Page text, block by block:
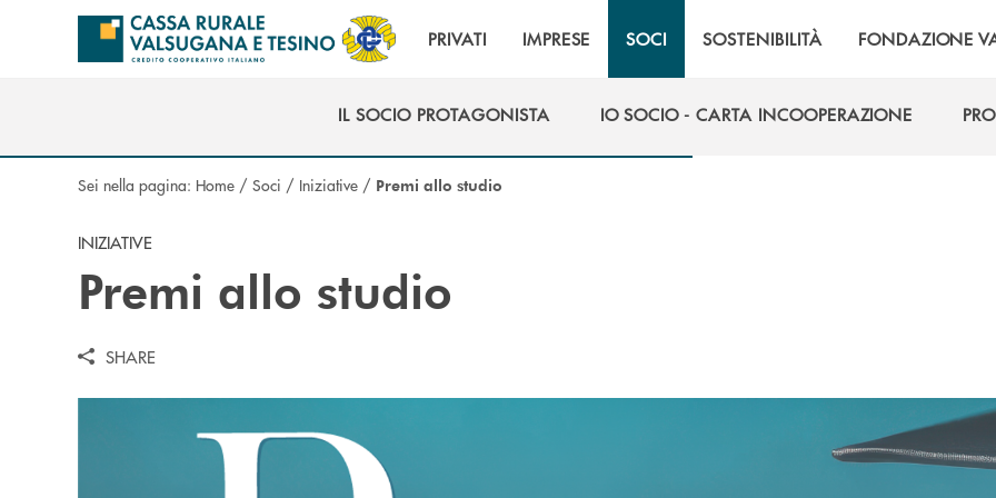
Salta al contenuto principale
PRIVATI IMPRESE SOCI SOSTENIBILITÀ FONDAZIONE
IL SOCIO PROTAGONISTA
IO SOCIO - CARTA INCOOPERAZIONE
Sei nella pagina: Home / Soci / Iniziative / Premi allo studio
INIZIATIVE
Premi allo studio
SHARE